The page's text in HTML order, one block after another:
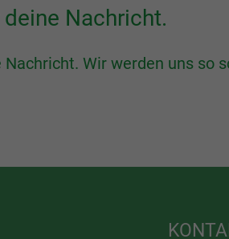
Nachricht.
Nachricht. Wir werden uns so